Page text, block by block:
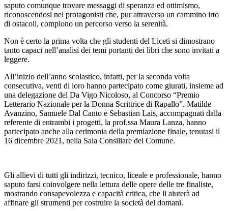
saputo comunque trovare messaggi di speranza ed ottimismo,
riconoscendosi nei protagonisti che, pur attraverso un cammino irto
di ostacoli, compiono un percorso verso la serenità.
Non è certo la prima volta che gli studenti del Liceti si dimostrano
tanto capaci nell’analisi dei temi portanti dei libri che sono invitati a
leggere.
All’inizio dell’anno scolastico, infatti, per la seconda volta
consecutiva, venti di loro hanno partecipato come giurati, insieme ad
una delegazione del Da Vigo Nicoloso, al Concorso “Premio
Letterario Nazionale per la Donna Scrittrice di Rapallo”. Matilde
Avanzino, Samuele Dal Canto e Sebastian Lais, accompagnati dalla
referente di entrambi i progetti, la prof.ssa Maura Lanza, hanno
partecipato anche alla cerimonia della premiazione finale, tenutasi il
16 dicembre 2021, nella Sala Consiliare del Comune.
Gli allievi di tutti gli indirizzi, tecnico, liceale e professionale, hanno
saputo farsi coinvolgere nella lettura delle opere delle tre finaliste,
mostrando consapevolezza e capacità critica, che li aiuterà ad
affinare gli strumenti per costruire la società del domani.